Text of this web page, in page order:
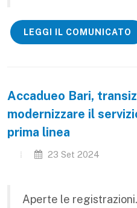
LEGGI IL COMUNICATO
Accadueo Bari,
modernizzare il
prima linea
23 Set 2024
Aperte le